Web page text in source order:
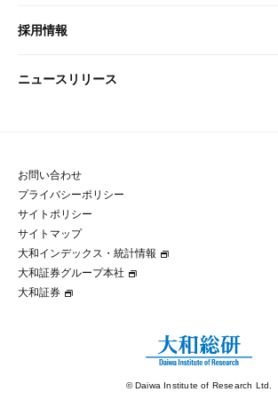
大和総研の強み
先端テクノロジーに基づく新たな価値の創出
政策分析
金融経済教育等
コラム
大和インデックス・統計情報
次世代社会への貢献
マルチステークホルダー方針
パートナーシップ構築宣言
会社情報 トップ
会社概要・役員一覧
大和総研の歩み
グループ会社
採用情報
採用情報 トップ
経験者採用
ニュースリリース
お問い合わせ
プライバシーポリシー
サイトポリシー
サイトマップ
大和インデックス・統計情報
大和証券グループ本社
大和証券
© Daiwa Institute of Research Ltd.